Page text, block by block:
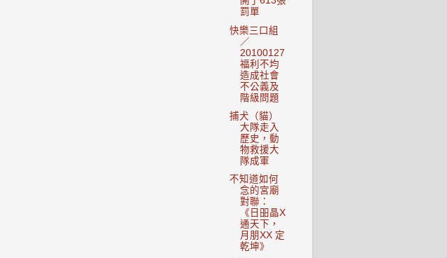
罰單
快樂三口組
／
20100127
福利不均
造成社會
不公義及
階級問題
捕犬（貓）
大隊走入
歷史，動
物救援大
隊成軍
不知道如何
念的宮廟
對聯：
《日昍晶X
通天下，
月朋XX 定
乾坤》